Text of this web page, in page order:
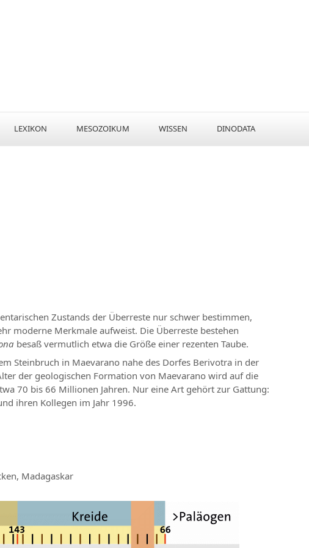
LEXIKON MESOZOIKUM WISSEN DINODATA
Zustands der Überreste nur schwer bestimmen,
moderne Merkmale aufweist. Die Überreste bestehen
besaß vermutlich etwa die Größe einer rezenten Taube.
Steinbruch in Maevarano nahe des Dorfes Berivotra in der
der geologischen Formation von Maevarano wird auf die
70 bis 66 Millionen Jahren. Nur eine Art gehört zur Gattung:
ihren Kollegen im Jahr 1996.
Madagaskar